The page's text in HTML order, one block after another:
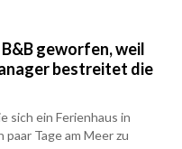
geworfen, weil
bestreitet die
sich ein Ferienhaus in
Tage am Meer zu